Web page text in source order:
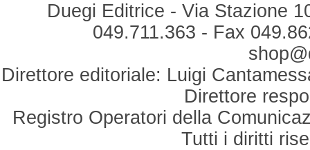
Duegi Editrice - Via Stazione
049.711.363 - Fax
Direttore editoriale: Luigi
Direttore
Registro Operatori della
Tutti i diritti